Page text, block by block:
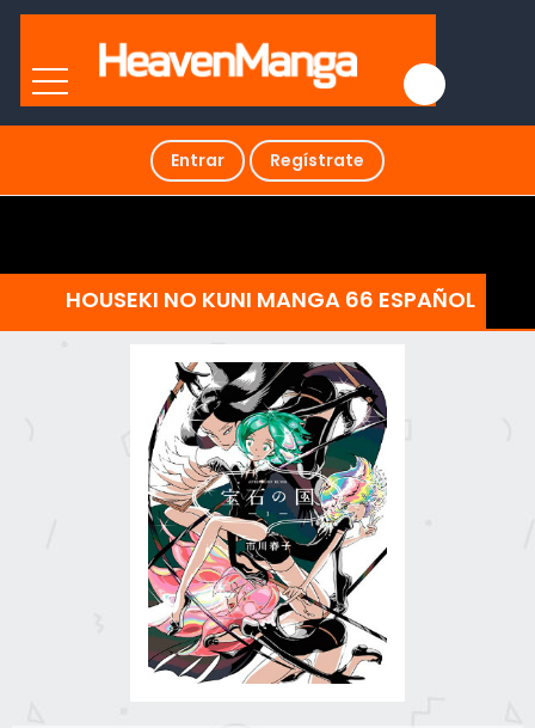
Entrar Regístrate
HOUSEKI NO KUNI MANGA 66 ESPAÑOL